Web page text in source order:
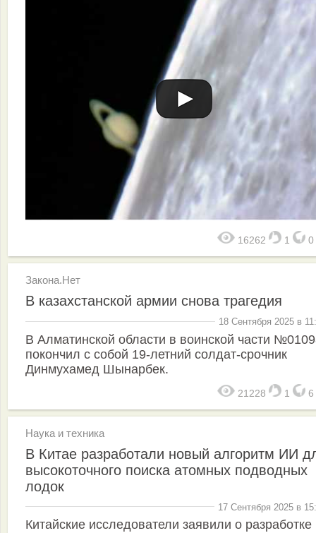
16262 1 0
Закона.Нет
В казахстанской армии снова трагедия
18 Сентября 2025 в
В Алматинской области в воинской части
покончил с собой 19-летний солдат-срочник
Динмухамед Шынарбек.
21228 1 6
Наука и техника
В Китае разработали новый алгоритм ИИ
высокоточного поиска атомных подводных
лодок
17 Сентября 2025 в
Китайские исследователи заявили о разработке